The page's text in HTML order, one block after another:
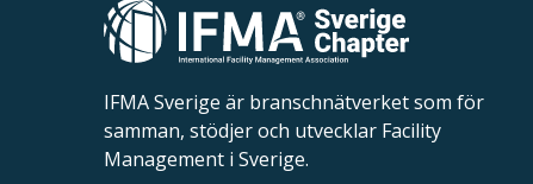
IFMA Sverige är branschnätverket som för
samman, stödjer och utvecklar Facility
Management i Sverige.